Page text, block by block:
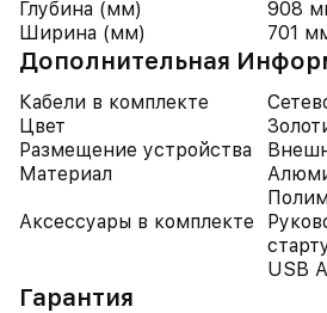
Глубина (мм)
908
Ширина (мм)
701
Дополнительная
Кабели в комплекте
Цвет
Размещение устройства
Материал
Аксессуары в комплекте
USB
Гарантия